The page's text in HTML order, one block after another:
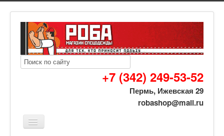
+7 (342) 249-53-52
Пермь, Ижевская 29
robashop@mail.ru